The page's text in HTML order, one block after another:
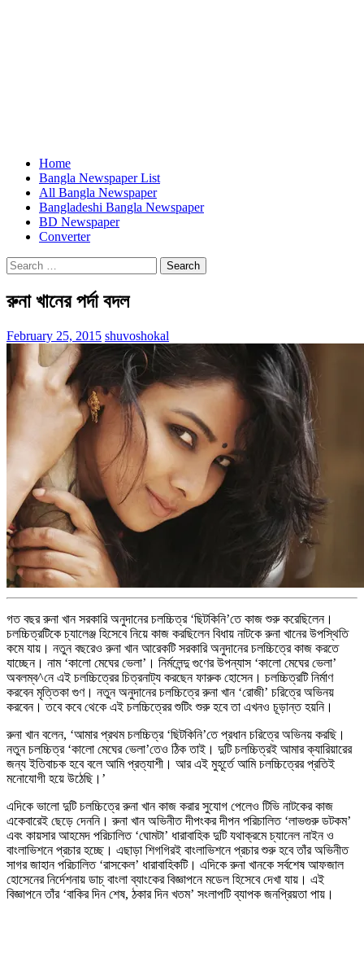
Home
Bangla Newspaper List
All Bangla Newspaper
Bangladeshi Bangla Newspaper
BD Newspaper
Converter
Search
for:
রুনা খানের পর্দা বদল
February 25, 2015 shuvoshokal
গত বছর রুনা খান সরকারি অনুদানের চলচ্চিত্র ‘ছিটকিনি’তে কাজ শুরু করেছিলেন।
চলচ্চিত্রটিকে চ্যালেঞ্জ হিসেবে নিয়ে কাজ করছিলেন বিধায় নাটকে রুনা খানের উপস্থিতি
কমে যায়। নতুন বছরেও রুনা খান আরেকটি সরকারি অনুদানের চলচ্চিত্রে কাজ করতে
যাচ্ছেন। নাম ‘কালো মেঘের ভেলা’। নির্মলেন্দু গুণের উপন্যাস ‘কালো মেঘের ভেলা’
অবলম্ব^নে এই চলচ্চিত্রের চিত্রনাট্য করছেন ফারুক হোসেন। চলচ্চিত্রটি নির্মাণ
করবেন মৃত্তিকা গুণ। নতুন অনুদানের চলচ্চিত্রে রুনা খান ‘রোজী’ চরিত্রে অভিনয়
করবেন। তবে কবে থেকে এই চলচ্চিত্রের শুটিং শুরু হবে তা এখনও চূড়ান্ত হয়নি।
রুনা খান বলেন, ‘আমার প্রথম চলচ্চিত্র ‘ছিটকিনি’তে প্রধান চরিত্রে অভিনয় করছি।
নতুন চলচ্চিত্র ‘কালো মেঘের ভেলা’তেও ঠিক তাই। দুটি চলচ্চিত্রই আমার ক্যারিয়ারের
জন্য ইতিবাচক হবে বলে আমি প্রত্যাশী। আর এই মুহূর্তে আমি চলচ্চিত্রের প্রতিই
মনোযোগী হয়ে উঠেছি।’
এদিকে ভালো দুটি চলচ্চিত্রে রুনা খান কাজ করার সুযোগ পেলেও টিভি নাটকের কাজ
একেবারেই ছেড়ে দেননি। রুনা খান অভিনীত দীপংকর দীপন পরিচালিত ‘লাভগুরু ডটকম’
এবং কায়সার আহমেদ পরিচালিত ‘ঘোমটা’ ধারাবাহিক দুটি যথাক্রমে চ্যানেল নাইন ও
বাংলাভিশনে প্রচার হচ্ছে। এছাড়া শিগগিরই বাংলাভিশনে প্রচার শুরু হবে তাঁর অভিনীত
সাগর জাহান পরিচালিত ‘রাসকেল’ ধারাবাহিকটি। এদিকে রুনা খানকে সর্বশেষ আফজাল
হোসেনের নির্দেশনায় ডাচ্ বাংলা ব্যাংকের বিজ্ঞাপনে মডেল হিসেবে দেখা যায়। এই
বিজ্ঞাপনে তাঁর ‘বাকির দিন শেষ, ঠকার দিন খতম’ সংলাপটি ব্যাপক জনপ্রিয়তা পায়।